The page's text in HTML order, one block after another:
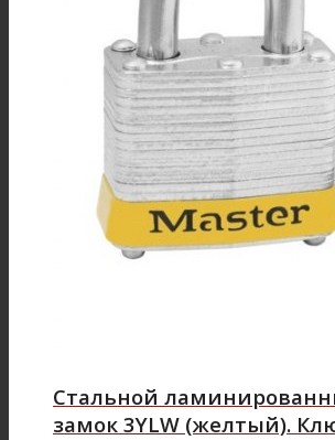
Стальной
замок 3YLW (желтый).